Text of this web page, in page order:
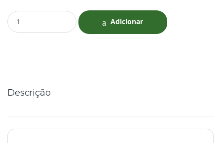
Q
u
Adicionar
Descrição